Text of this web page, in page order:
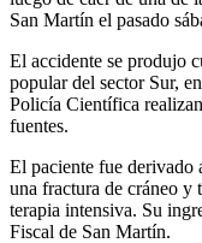
San Martín el pasado
El accidente se produjo
popular del sector Sur,
Policía Científica
fuentes.
El paciente fue derivado
una fractura de cráneo y
terapia intensiva. Su
Fiscal de San Martín.